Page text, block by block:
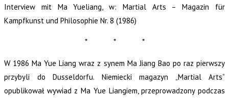
Interview mit Ma Yueliang, w: Martial Arts – Magazin für
Kampfkunst und Philosophie Nr. 8 (1986)
* * *
W 1986 Ma Yue Liang wraz z synem Ma Jiang Bao po raz pierwszy
przybyli do Dusseldorfu. Niemiecki magazyn „Martial Arts”
opublikował wywiad z Ma Yue Liangiem, przeprowadzony podczas